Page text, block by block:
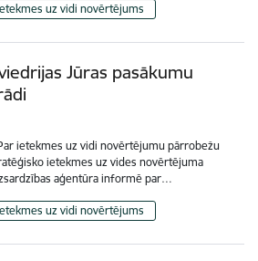
uz vidi novērtējums
Jūras pasākumu
ietekmes uz vidi novērtējumu pārrobežu
ietekmes uz vides novērtējuma
aģentūra informē par…
uz vidi novērtējums